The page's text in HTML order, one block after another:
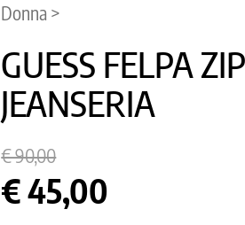
Donna >
GUESS FELPA
JEANSERIA
€ 90,00
€ 45,00